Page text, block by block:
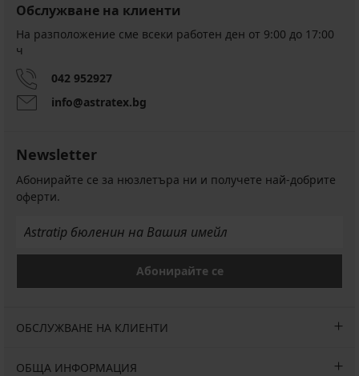
Обслужване на клиенти
На разположение сме всеки работен ден от 9:00 до 17:00
ч
042 952927
info@astratex.bg
Newsletter
Абонирайте се за нюзлетъра ни и получете най-добрите
оферти.
Абонирайте се
ОБСЛУЖВАНЕ НА КЛИЕНТИ
ОБЩА ИНФОРМАЦИЯ